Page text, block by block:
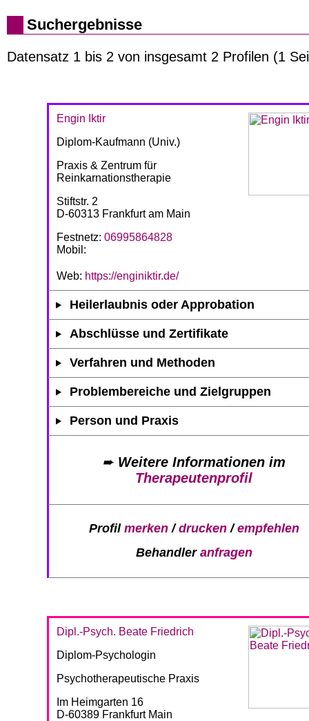
Suchergebnisse
Datensatz 1 bis 2 von insgesamt 2 Profilen (1
Engin Iktir
Diplom-Kaufmann (Univ.)
Praxis & Zentrum für
Reinkarnationstherapie
Stiftstr. 2
D-60313 Frankfurt am Main
Festnetz: 06995864828
Mobil:
Web: https://enginiktir.de/
Heilerlaubnis oder Approbation
Abschlüsse und Zertifikate
Verfahren und Methoden
Problembereiche und Zielgruppen
Person und Praxis
➨ Weitere Informationen im
Therapeutenprofil
Profil merken/drucken/empfehlen
Behandler anfragen
Dipl.-Psych. Beate Friedrich
Diplom-Psychologin
Psychotherapeutische Praxis
Im Heimgarten 16
D-60389 Frankfurt Main